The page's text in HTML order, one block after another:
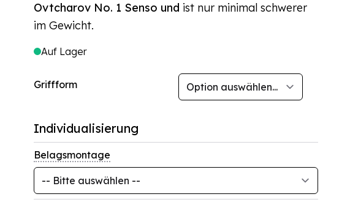
Ovtcharov No. 1 Senso und ist nur minimal schwerer
im Gewicht.
Auf Lager
Griffform
Individualisierung
Belagsmontage